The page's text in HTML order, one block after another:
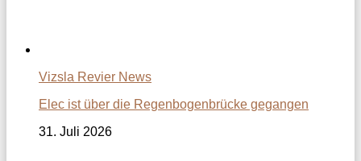
Vizsla Revier News
Elec ist über die Regenbogenbrücke gegangen
31. Juli 2026